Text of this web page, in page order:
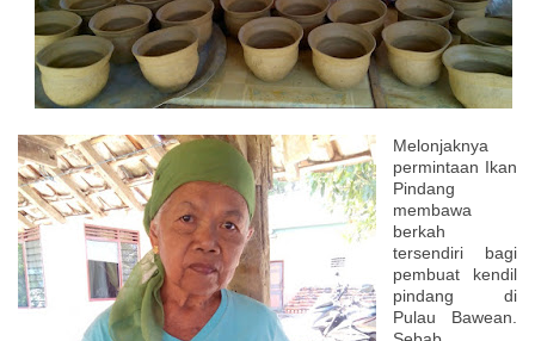
Melonjaknya
permintaan Ikan
Pindang
membawa
berkah
tersendiri bagi
pembuat kendil
pindang di
Pulau Bawean.